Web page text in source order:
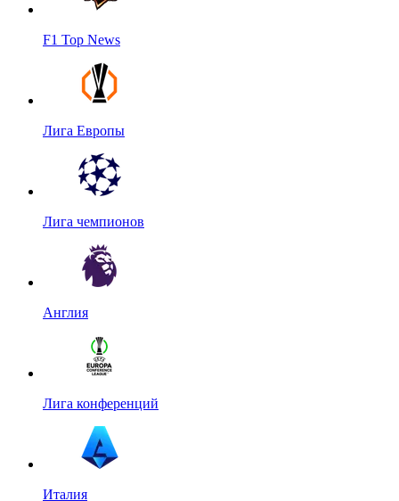
F1 Top News
Лига Европы
Лига чемпионов
Англия
Лига конференций
Италия